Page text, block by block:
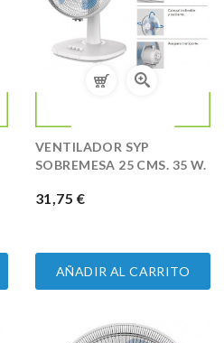
VENTILADOR SYP
SOBREMESA 25 CMS. 35 W.
PRECIO
31,75 €
AÑADIR AL CARRITO